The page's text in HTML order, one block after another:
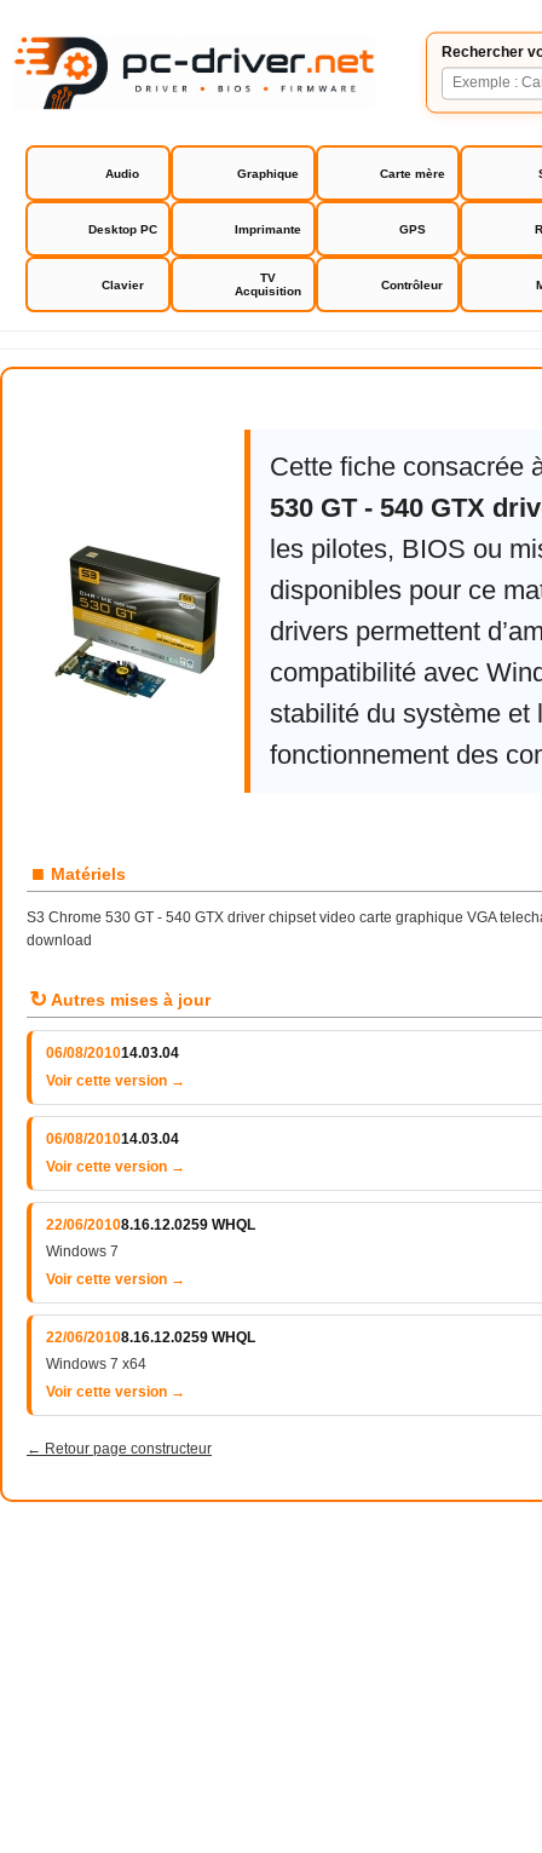
Rechercher
Audio Graphique Carte mère
Desktop PC Imprimante GPS
Clavier
TV
Acquisition
Contrôleur
S3 Chrome 530 GT - 540 GTX
Cette fiche consacrée
530 GT - 540 GTX
les pilotes, BIOS ou
disponibles pour ce
drivers permettent
compatibilité avec
stabilité du système et
fonctionnement des
■ Matériels
S3 Chrome 530 GT - 540 GTX driver chipset video carte graphique VGA
download
↻ Autres mises à jour
06/08/201014.03.04
Voir cette version →
06/08/201014.03.04
Voir cette version →
22/06/20108.16.12.0259 WHQL
Windows 7
Voir cette version →
22/06/20108.16.12.0259 WHQL
Windows 7 x64
Voir cette version →
← Retour page constructeur